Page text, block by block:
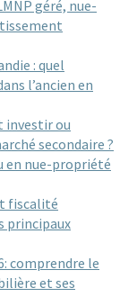
géré, nue-
: quel
l’ancien en
investir ou
secondaire ?
en nue-propriété
fiscalité
principaux
comprendre le
et ses